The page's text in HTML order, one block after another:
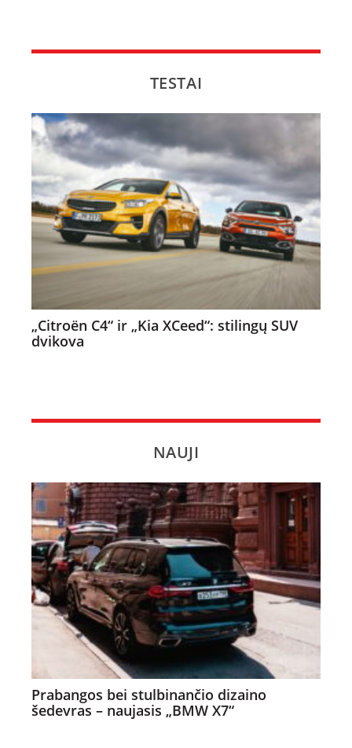
TESTAI
„Citroën C4“ ir „Kia XCeed“: stilingų SUV
dvikova
NAUJI
Prabangos bei stulbinančio dizaino
šedevras – naujasis „BMW X7“